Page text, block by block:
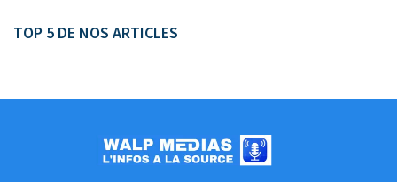
TOP 5 DE NOS ARTICLES